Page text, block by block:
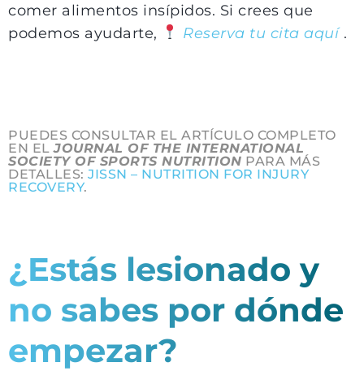
comer alimentos insípidos. Si crees que
podemos ayudarte,
Reserva tu cita aquí .
PUEDES CONSULTAR EL ARTÍCULO COMPLETO
EN ELJOURNAL OF THE INTERNATIONAL
SOCIETY OF SPORTS NUTRITION PARA MÁS
DETALLES: JISSN – NUTRITION FOR INJURY
RECOVERY.
¿Estás lesionado y
no sabes por dónde
empezar?